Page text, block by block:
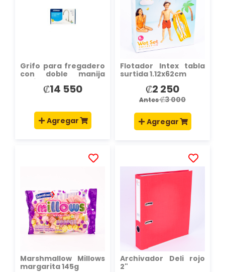
Grifo para fregadero
con doble manija
acrílico₡14 550
Agregar
LISTA
DE
DESEOS
Flotador Intex tabla
surtida 1.12x62cm
Precio
especial
₡2 250
Antes₡3 000
Agregar
LA
LISTA
DE
DESEOS
Marshmallow Millows
margarita 145g
AÑADIR
A
LA
LISTA
DE
DESEOS
Archivador Deli rojo
2"